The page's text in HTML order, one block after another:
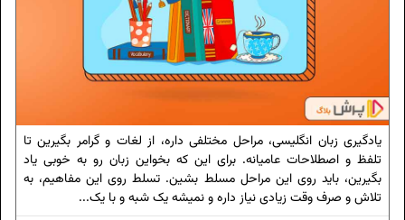
یادگیری زبان انگلیسی، مراحل مختلفی داره، از لغات و گرامر بگیرین تا
تلفظ و اصطلاحات عامیانه. برای این که بخواین زبان رو به خوبی یاد
بگیرین، باید روی این مراحل مسلط بشین. تسلط روی این مفاهیم، به
تلاش و صرف وقت زیادی نیاز داره و نمیشه یک شبه و با یک...